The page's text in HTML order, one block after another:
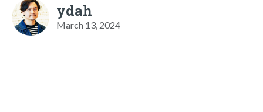
ydah
March 13, 2024